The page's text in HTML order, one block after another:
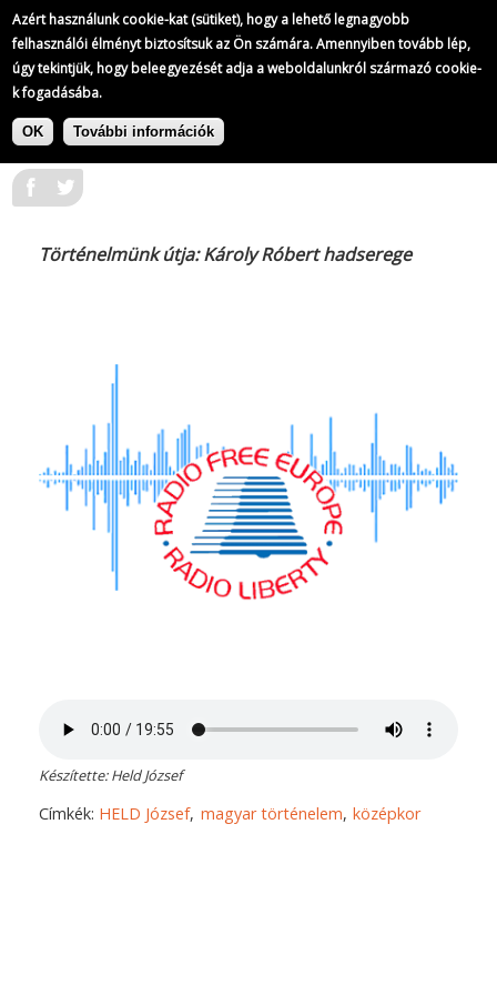
Azért használunk cookie-kat (sütiket), hogy a lehető legnagyobb
felhasználói élményt biztosítsuk az Ön számára. Amennyiben tovább lép,
úgy tekintjük, hogy beleegyezését adja a weboldalunkról származó cookie-
k fogadásába.
OK További információk
Ugrás
A Szabad Európa Rádió műsorai
59/93
A Szabad Európa Rádió műsorai
1989-07-30
Történelmünk útja: Károly Róbert hadserege
Készítette: Held József
Címkék: HELD József magyar történelem középkor